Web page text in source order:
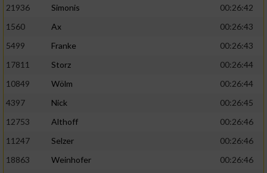
21936
Simonis
00:26:42
1560
Ax
00:26:43
5499
Franke
00:26:43
17811
Storz
00:26:44
10849
Wölm
00:26:44
4397
Nick
00:26:45
12753
Althoff
00:26:46
11247
Selzer
00:26:46
18863
Weinhofer
00:26:46